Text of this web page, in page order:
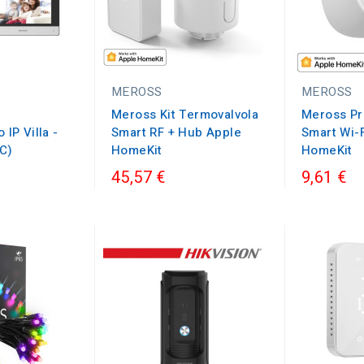
IP Villa -
MEROSS
Meross Kit Termovalvola
Smart RF + Hub Apple
HomeKit
45,57 €
MEROSS
Meross
Smart
HomeKit
9,61 €